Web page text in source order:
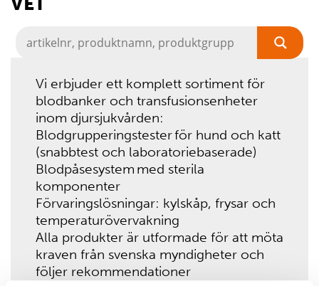
Vi erbjuder ett komplett sortiment för
blodbanker och transfusionsenheter
inom djursjukvården:
Blodgrupperingstester för hund och katt
(snabbtest och laboratoriebaserade)
Blodpåsesystem med sterila
komponenter
Förvaringslösningar: kylskåp, frysar och
temperaturövervakning
Alla produkter är utformade för att möta
kraven från svenska myndigheter och
följer rekommendationer